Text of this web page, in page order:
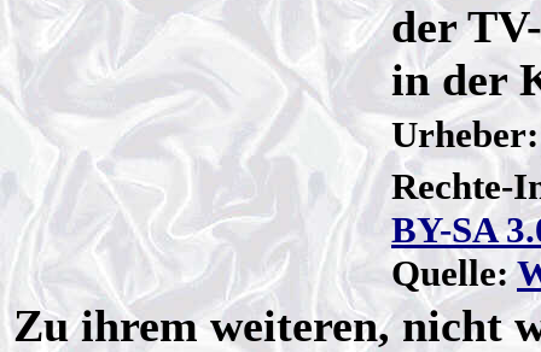
der
in der
Rechte-
BY-SA
Quelle:
Zu ihrem weiteren, nicht